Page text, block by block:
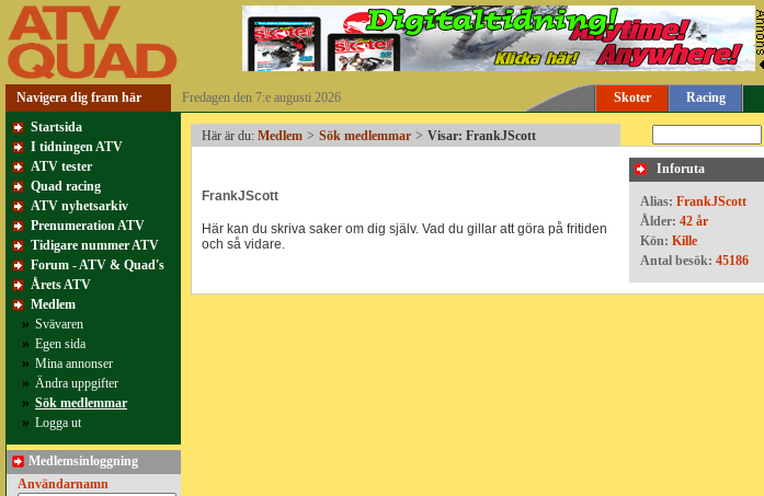
Navigera dig fram här Fredagen den 7:e augusti 2026 Skoter Racing
Startsida
I tidningen ATV
ATV tester
Quad racing
ATV nyhetsarkiv
Prenumeration ATV
Tidigare nummer ATV
Forum - ATV & Quad's
Årets ATV
Medlem
» Svävaren
» Egen sida
» Mina annonser
» Ändra uppgifter
» Sök medlemmar
» Logga ut
Medlemsinloggning
Användarnamn
Här är du: Medlem > Sök medlemmar > Visar: FrankJScott
FrankJScott
Här kan du skriva saker om dig själv. Vad du gillar att göra på fritiden
och så vidare.
Inforuta
Alias: FrankJScott
Ålder: 42 år
Kön: Kille
Antal besök: 45186